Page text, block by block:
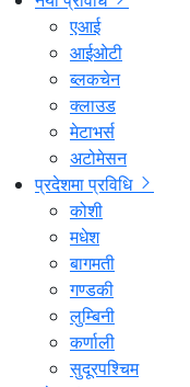
एआई
आईओटी
ब्लकचेन
क्लाउड
मेटाभर्स
अटोमेसन
प्रदेशमा प्रविधि
कोशी
मधेश
बागमती
गण्डकी
लुम्बिनी
कर्णाली
सुदूरपश्चिम